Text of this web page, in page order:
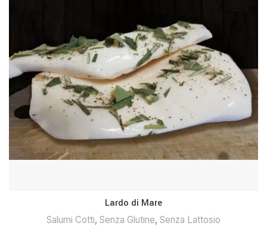
Lardo di Mare
Salumi Cotti, Senza Glutine, Senza Lattosio